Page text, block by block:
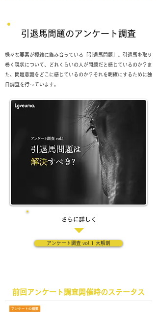
引退馬問題のアンケート調査
様々な要素が複雑に絡み合っている「引退馬問題」。引退馬を取り
巻く現状について、どれくらいの人が問題だと感じているのか？ま
た、問題意識をどこに感じているのか？それを明確にするために独
自調査を行っています。
さらに詳しく
アンケート調査 vol.1 大解剖
前回アンケート調査開催時のステータス